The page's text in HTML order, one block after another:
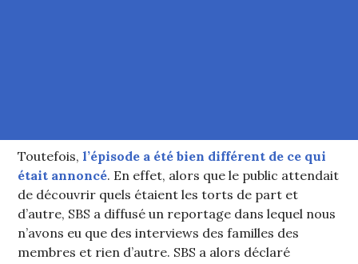
Toutefois,l’épisode a été bien différent de ce qui
était annoncé. En effet, alors que le public attendait
de découvrir quels étaient les torts de part et
d’autre, SBS a diffusé un reportage dans lequel nous
n’avons eu que des interviews des familles des
membres et rien d’autre. SBS a alors déclaré